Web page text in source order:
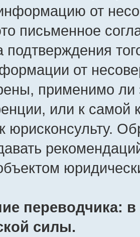
от
письменное
подтверждения
от
применимо ли
или к самой
переводчика:
силы.